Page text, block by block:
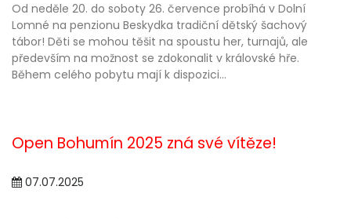
Od neděle 20. do soboty 26. července probíhá v Dolní
Lomné na penzionu Beskydka tradiční dětský šachový
tábor! Děti se mohou těšit na spoustu her, turnajů, ale
především na možnost se zdokonalit v královské hře.
Během celého pobytu mají k dispozici...
Open Bohumín 2025 zná své vítěze!
07.07.2025